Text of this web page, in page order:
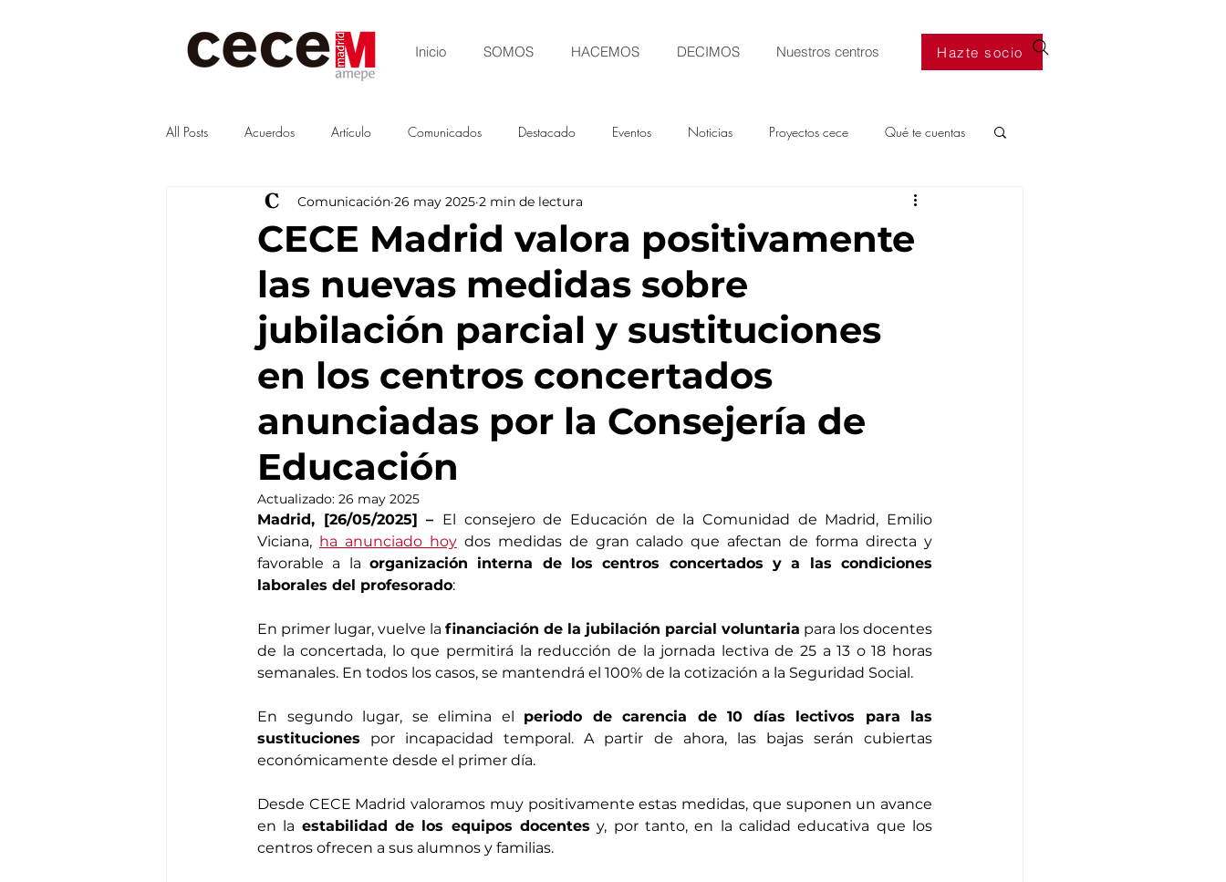
Inicio SOMOS HACEMOS DECIMOS Nuestros centros Hazte socio
All Posts Acuerdos Artículo Comunicados Destacado Eventos Noticias Proyectos cece Qué te cuentas
junta Guías
CECE Madrid valora positivamente
las nuevas medidas sobre
jubilación parcial y sustituciones
en los centros concertados
anunciadas por la Consejería de
Educación
Comunicación 26 may 2025 2 min de lectura
Actualizado: 26 may 2025
Madrid, [26/05/2025] – El consejero de Educación de la Comunidad de Madrid, Emilio
Viciana, ha anunciado hoy dos medidas de gran calado que afectan de forma directa y
favorable a la organización interna de los centros concertados y a las condiciones
laborales del profesorado:
En primer lugar, vuelve la financiación de la jubilación parcial voluntaria para los docentes
de la concertada, lo que permitirá la reducción de la jornada lectiva de 25 a 13 o 18 horas
semanales. En todos los casos, se mantendrá el 100% de la cotización a la Seguridad Social.
En segundo lugar, se elimina el periodo de carencia de 10 días lectivos para las
sustituciones por incapacidad temporal. A partir de ahora, las bajas serán cubiertas
económicamente desde el primer día.
Desde CECE Madrid valoramos muy positivamente estas medidas, que suponen un avance
en la estabilidad de los equipos docentes y, por tanto, en la calidad educativa que los
centros ofrecen a sus alumnos y familias.